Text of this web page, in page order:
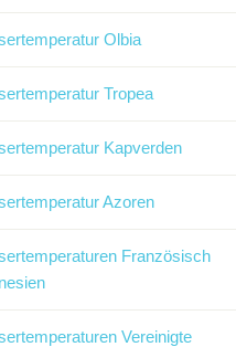
Olbia
Tropea
Kapverden
Azoren
Französisch
Vereinigte